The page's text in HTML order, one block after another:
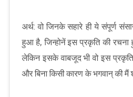
अर्थ: वो जिनके सहारे ही ये संपूर्ण
हुआ है, जिन्होनें इस प्रकृति की
लेकिन इसके वाबजूद भी वो इस
और बिना किसी कारण के भगवान् की मैं